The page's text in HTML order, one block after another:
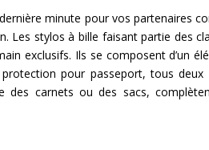
minute pour vos partenaires
Les stylos à bille faisant partie des
exclusifs. Ils se composent d’un
pour passeport, tous
des carnets ou des sacs,